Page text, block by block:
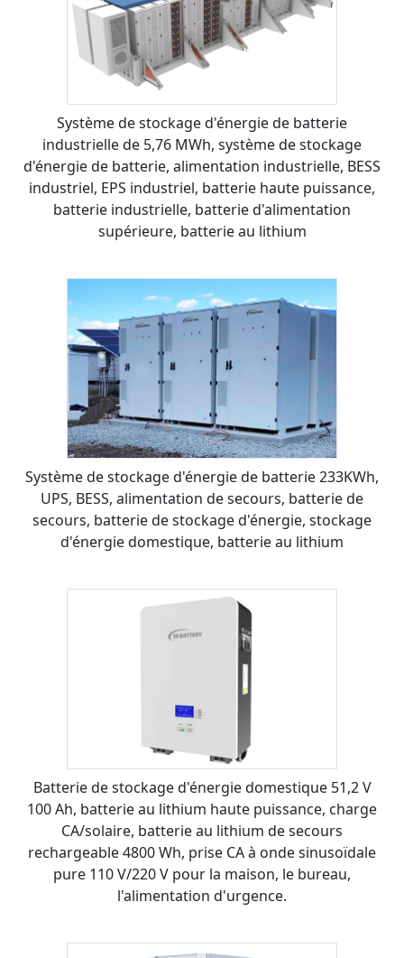
Système de stockage d'énergie de batterie
industrielle de 5,76 MWh, système de stockage
d'énergie de batterie, alimentation industrielle, BESS
industriel, EPS industriel, batterie haute puissance,
batterie industrielle, batterie d'alimentation
supérieure, batterie au lithium
Système de stockage d'énergie de batterie 233KWh,
UPS, BESS, alimentation de secours, batterie de
secours, batterie de stockage d'énergie, stockage
d'énergie domestique, batterie au lithium
Batterie de stockage d'énergie domestique 51,2 V
100 Ah, batterie au lithium haute puissance, charge
CA/solaire, batterie au lithium de secours
rechargeable 4800 Wh, prise CA à onde sinusoïdale
pure 110 V/220 V pour la maison, le bureau,
l'alimentation d'urgence.